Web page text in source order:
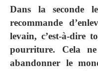
Dans la seconde
recommande
levain, c’est-à-dire
pourriture. Cela
abandonner le